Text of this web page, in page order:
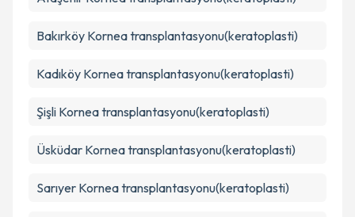
Bakırköy Kornea transplantasyonu(keratoplasti)
Kadıköy Kornea transplantasyonu(keratoplasti)
Şişli Kornea transplantasyonu(keratoplasti)
Üsküdar Kornea transplantasyonu(keratoplasti)
Sarıyer Kornea transplantasyonu(keratoplasti)